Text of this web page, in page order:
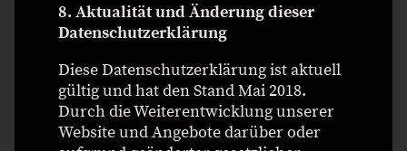
8. Aktualität und Änderung dieser
Datenschutzerklärung
Diese Datenschutzerklärung ist aktuell
gültig und hat den Stand Mai 2018.
Durch die Weiterentwicklung unserer
Website und Angebote darüber oder